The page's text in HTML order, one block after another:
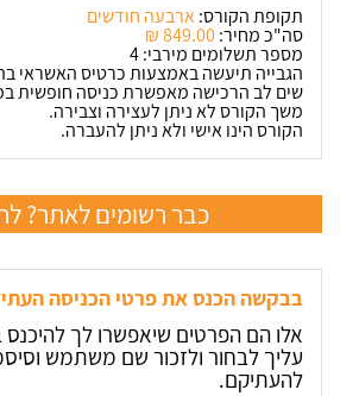
תקופת הקורס:ארבעה חודשים
סה"כ מחיר:849.00 ‏₪
מספר תשלומים מירבי: 4
הגבייה תיעשה באמצעות כרטיס האשראי
שים לב הרכישה מאפשרת כניסה חופשית
משך הקורס לא ניתן לעצירה וצבירה.
הקורס הינו אישי ולא ניתן להעברה.
כבר רשומים לאתר?
בבקשה הכנס את פרטי הכניסה
אלו הם הפרטים שיאפשרו לך
עליך לבחור ולזכור שם משתמש
להעתיקם.